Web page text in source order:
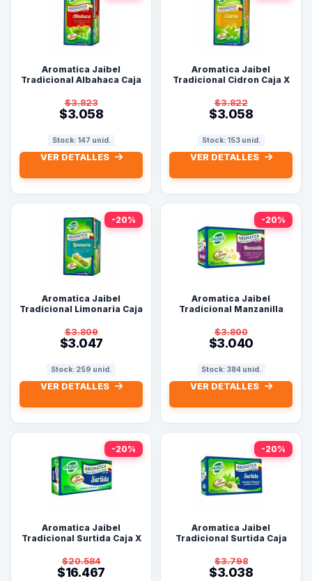
Aromatica Jaibel
Tradicional Albahaca Caja
$3.823
$3.058
Stock: 147 unid.
VER DETALLES
Aromatica Jaibel
Tradicional Cidron Caja X
$3.822
$3.058
Stock: 153 unid.
VER DETALLES
-20%
Aromatica Jaibel
Tradicional Limonaria Caja
$3.809
$3.047
Stock: 259 unid.
VER DETALLES
-20%
Aromatica Jaibel
Tradicional Manzanilla
$3.800
$3.040
Stock: 384 unid.
VER DETALLES
-20%
Aromatica Jaibel
Tradicional Surtida Caja X
$20.584
$16.467
-20%
Aromatica Jaibel
Tradicional Surtida Caja
$3.798
$3.038